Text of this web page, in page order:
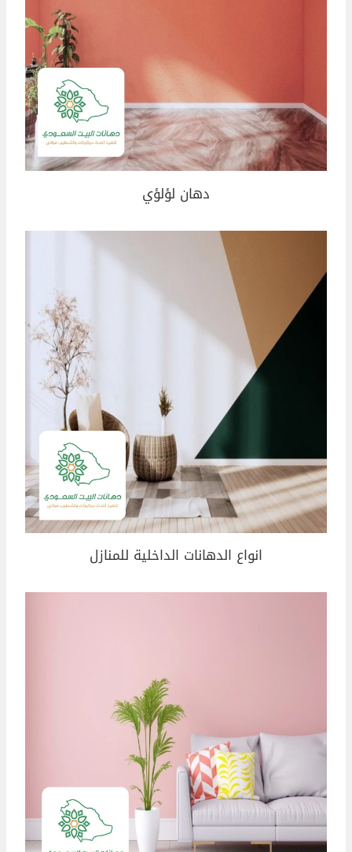
دهان لؤلؤي
انواع الدهانات الداخلية للمنازل